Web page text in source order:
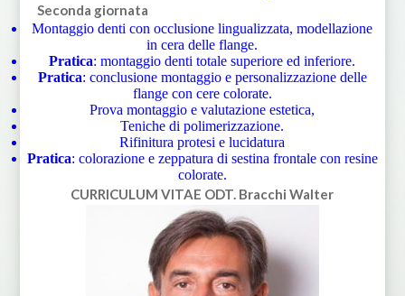
Seconda giornata
Montaggio denti con occlusione lingualizzata, modellazione
in cera delle flange.
Pratica: montaggio denti totale superiore ed inferiore.
Pratica: conclusione montaggio e personalizzazione delle
flange con cere colorate.
Prova montaggio e valutazione estetica,
Teniche di polimerizzazione.
Rifinitura protesi e lucidatura
Pratica: colorazione e zeppatura di sestina frontale con resine
colorate.
CURRICULUM VITAE ODT. Bracchi Walter